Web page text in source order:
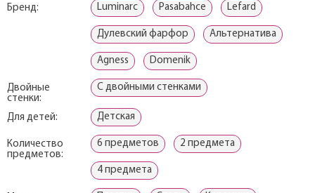
Бренд: Luminarc Pasabahce Lefard
Дулевский фарфор Альтернатива
Agness Domenik
Двойные
стенки:
С двойными стенками
Для детей: Детская
Количество
предметов:
6 предметов 2 предмета
4 предмета